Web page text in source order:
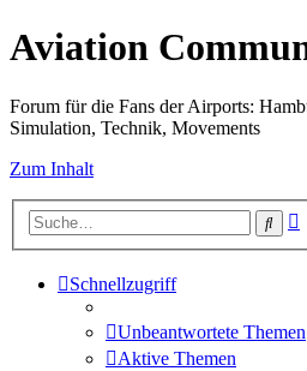
Aviation
Forum für die Fans der Airports:
Simulation, Technik, Movements
Zum Inhalt
Suche
Schnellzugriff
Unbeantwortete Themen
Aktive Themen